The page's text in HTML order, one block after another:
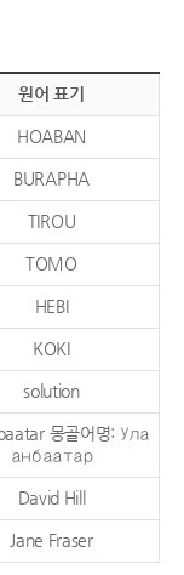
원어 표기
HOABAN
BURAPHA
TIROU
TOMO
HEBI
KOKI
solution
몽골어명: Ула
анбаатар
David Hill
Jane Fraser